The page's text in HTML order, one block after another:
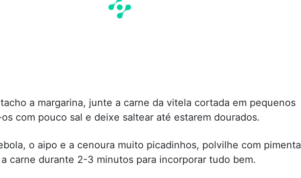
a margarina, junte a carne da vitela cortada em pequenos
com pouco sal e deixe saltear até estarem dourados.
o aipo e a cenoura muito picadinhos, polvilhe com pimenta
carne durante 2-3 minutos para incorporar tudo bem.